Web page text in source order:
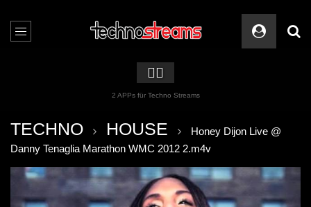
🏳️‍🌈
2 APPs für Techno Streams
TECHNO HOUSE
Honey Dijon Live @
Danny Tenaglia Marathon WMC 2012 2.m4v